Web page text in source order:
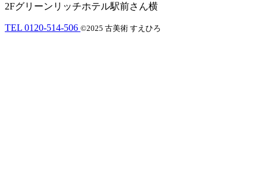
2Fグリーンリッチホテル駅前さん横
TEL 0120-514-506 ©2025 古美術 すえひろ